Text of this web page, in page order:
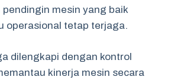
mesin yang baik
operasional tetap terjaga.
dilengkapi dengan kontrol
kinerja mesin secara